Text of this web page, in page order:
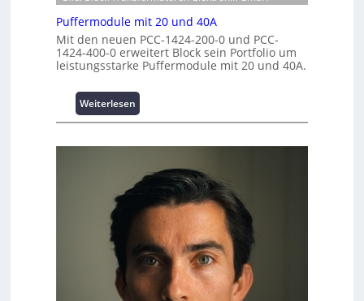
t
r
e
r
k
z
e
u
e
i
o
n
s
c
h
i
a
t
Puffermodule mit 20 und 40A
Mit den neuen PCC-1424-200-0 und PCC-
1424-400-0 erweitert Block sein Portfolio um
leistungsstarke Puffermodule mit 20 und 40A.
Weiterlesen
P
f
e
m
u
l
e